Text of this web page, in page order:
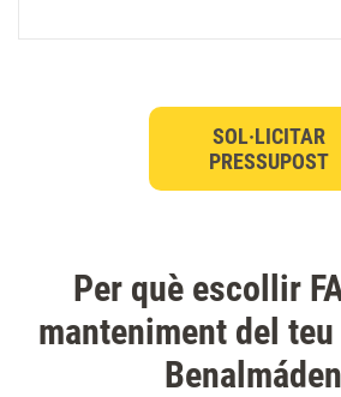
SOL·LICITAR
PRESSUPOST
Per què escollir
manteniment del